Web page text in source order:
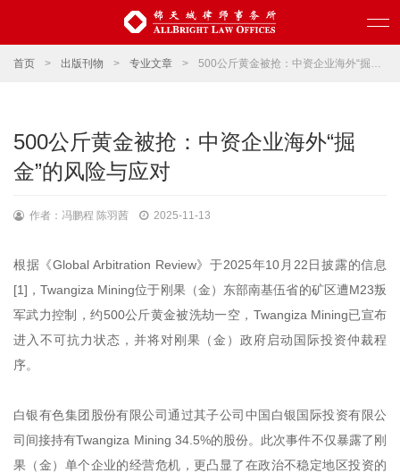
首页 > 出版刊物 > 专业文章 > 500公斤黄金被抢：中资企业海外“掘金”的风险与应对
500公斤黄金被抢：中资企业海外“掘
金”的风险与应对
作者：冯鹏程 陈羽茜 2025-11-13
根据《Global Arbitration Review》于2025年10月22日披露的信息
[1]，Twangiza Mining位于刚果（金）东部南基伍省的矿区遭M23叛
军武力控制，约500公斤黄金被洗劫一空，Twangiza Mining已宣布
进入不可抗力状态，并将对刚果（金）政府启动国际投资仲裁程
序。
白银有色集团股份有限公司通过其子公司中国白银国际投资有限公
司间接持有Twangiza Mining 34.5%的股份。此次事件不仅暴露了刚
果（金）单个企业的经营危机，更凸显了在政治不稳定地区投资的